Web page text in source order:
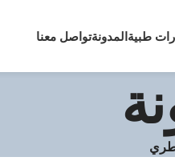
طبية المدونةتواصل معنا